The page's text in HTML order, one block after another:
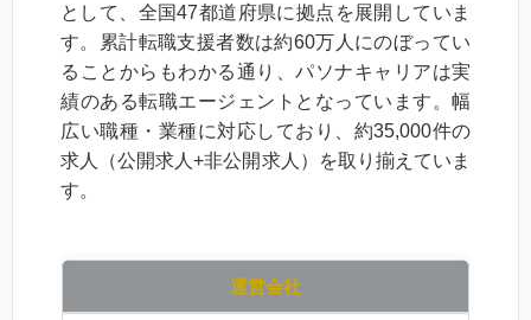
として、全国47都道府県に拠点を展開していま
す。累計転職支援者数は約60万人にのぼってい
ることからもわかる通り、パソナキャリアは実
績のある転職エージェントとなっています。幅
広い職種・業種に対応しており、約35,000件の
求人（公開求人+非公開求人）を取り揃えていま
す。
運営会社